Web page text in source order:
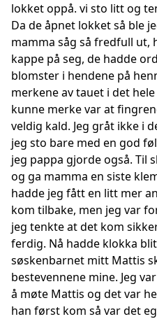
lokket oppå. vi sto litt og
Da de åpnet lokket så ble
mamma såg så fredfull ut,
kappe på seg, de hadde
blomster i hendene på
merkene av tauet i det
kunne merke var at
veldig kald. Jeg gråt ikke i
jeg sto bare med en god
jeg pappa gjorde også. Til
og ga mamma en siste
hadde jeg fått en litt mer
kom tilbake, men jeg var
jeg tenkte at det kom
ferdig. Nå hadde klokka
søskenbarnet mitt Mattis
bestevennene mine. Jeg
å møte Mattis og det var
han først kom så var det